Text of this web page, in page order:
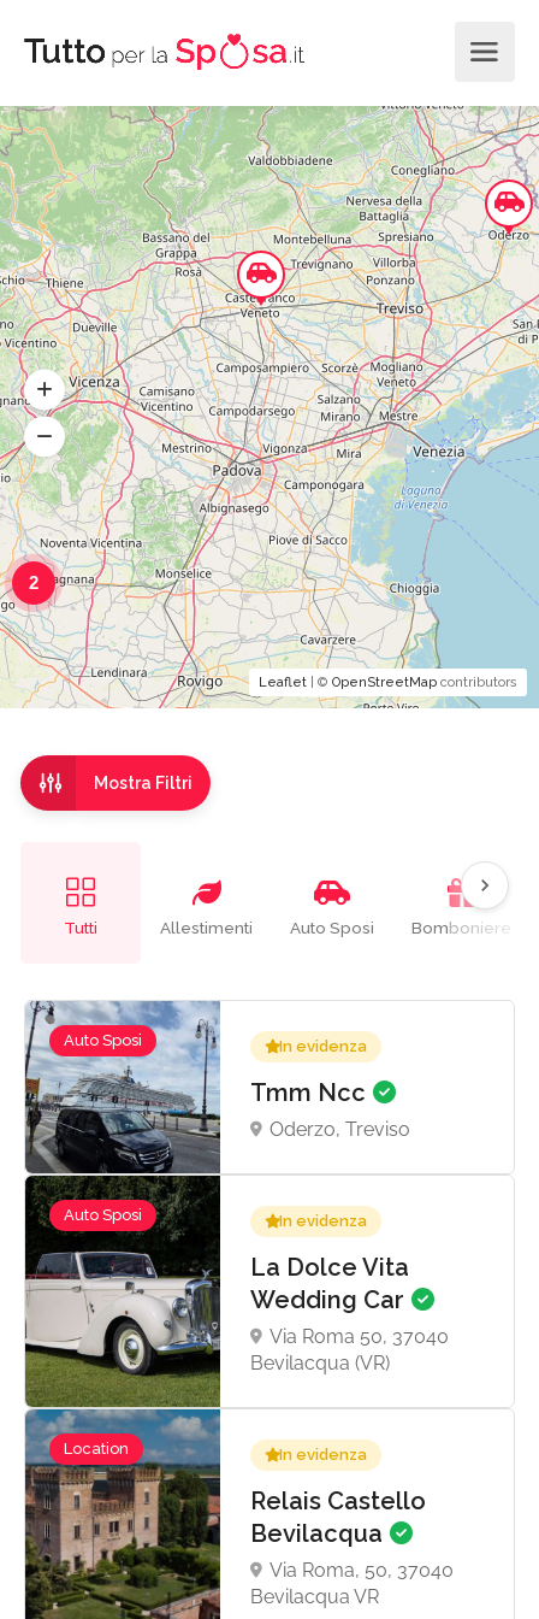
Mostra Filtri
Tutti Allestimenti Auto Sposi Bomboniere
Auto Sposi In evidenza
Tmm Ncc
Oderzo, Treviso
Auto Sposi In evidenza
La Dolce Vita
Wedding Car
Via Roma 50, 37040
Bevilacqua (VR)
Location In evidenza
Relais Castello
Bevilacqua
Via Roma, 50, 37040
Bevilacqua VR
2
Leaflet | © OpenStreetMap contributors